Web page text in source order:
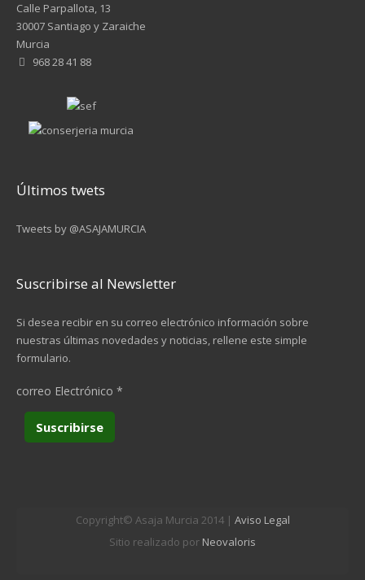
Calle Parpallota, 13
30007 Santiago y Zaraiche
Murcia
968 28 41 88
Últimos twets
Tweets by @ASAJAMURCIA
Suscribirse al Newsletter
Si desea recibir en su correo electrónico información sobre
nuestras últimas novedades y noticias, rellene este simple
formulario.
correo Electrónico *
Copyright© Asaja Murcia 2014 | Aviso Legal
Sitio realizado por Neovaloris